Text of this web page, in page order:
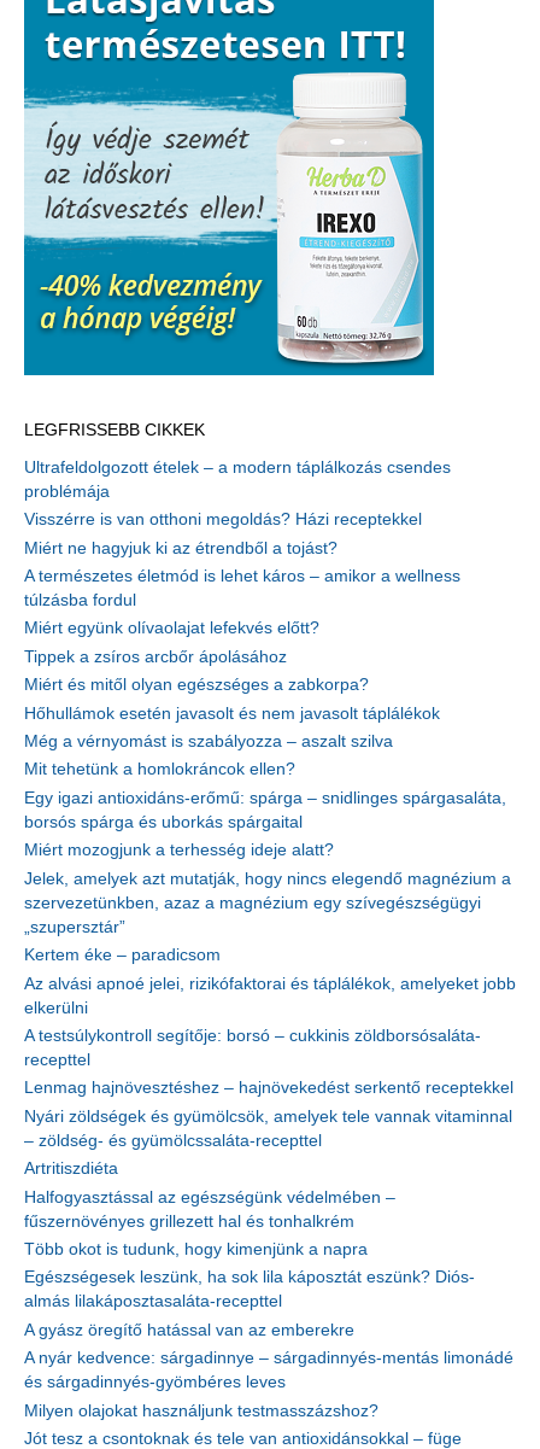
LEGFRISSEBB CIKKEK
Ultrafeldolgozott ételek – a modern táplálkozás csendes
problémája
Visszérre is van otthoni megoldás? Házi receptekkel
Miért ne hagyjuk ki az étrendből a tojást?
A természetes életmód is lehet káros – amikor a wellness
túlzásba fordul
Miért együnk olívaolajat lefekvés előtt?
Tippek a zsíros arcbőr ápolásához
Miért és mitől olyan egészséges a zabkorpa?
Hőhullámok esetén javasolt és nem javasolt táplálékok
Még a vérnyomást is szabályozza – aszalt szilva
Mit tehetünk a homlokráncok ellen?
Egy igazi antioxidáns-erőmű: spárga – snidlinges spárgasaláta,
borsós spárga és uborkás spárgaital
Miért mozogjunk a terhesség ideje alatt?
Jelek, amelyek azt mutatják, hogy nincs elegendő magnézium a
szervezetünkben, azaz a magnézium egy szívegészségügyi
„szupersztár”
Kertem éke – paradicsom
Az alvási apnoé jelei, rizikófaktorai és táplálékok, amelyeket jobb
elkerülni
A testsúlykontroll segítője: borsó – cukkinis zöldborsósaláta-
recepttel
Lenmag hajnövesztéshez – hajnövekedést serkentő receptekkel
Nyári zöldségek és gyümölcsök, amelyek tele vannak vitaminnal
– zöldség- és gyümölcssaláta-recepttel
Artritiszdiéta
Halfogyasztással az egészségünk védelmében –
fűszernövényes grillezett hal és tonhalkrém
Több okot is tudunk, hogy kimenjünk a napra
Egészségesek leszünk, ha sok lila káposztát eszünk? Diós-
almás lilakáposztasaláta-recepttel
A gyász öregítő hatással van az emberekre
A nyár kedvence: sárgadinnye – sárgadinnyés-mentás limonádé
és sárgadinnyés-gyömbéres leves
Milyen olajokat használjunk testmasszázshoz?
Jót tesz a csontoknak és tele van antioxidánsokkal – füge